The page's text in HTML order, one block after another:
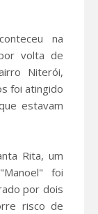
na
volta de
Niterói,
foi atingido
estavam
Rita, um
foi
por dois
risco de